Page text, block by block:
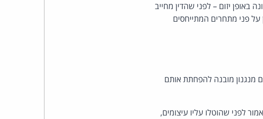
באופן יזום – לפני שהדין מחייב
פני מתחרים המתייחסים
מנגנון מובנה להפחתת אותם
17ב1(א)(3) ו-(4), שמינה ממונה כאמור לפני שהוטלו עליו עיצומים,